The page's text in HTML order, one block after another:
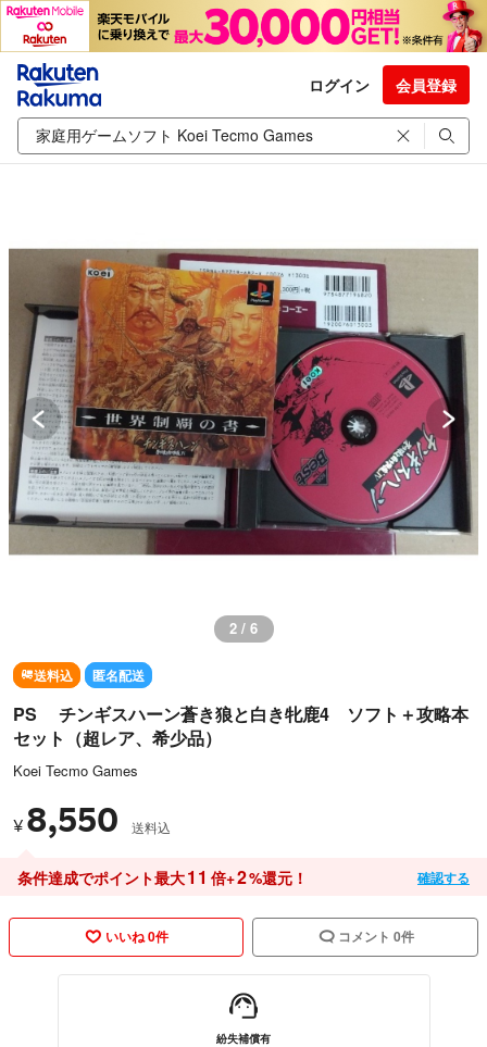
ログイン 会員登録
2 / 6
送料込 匿名配送
PS チンギスハーン蒼き狼と白き牝鹿4 ソフト＋攻略本
セット（超レア、希少品）
Koei Tecmo Games
¥ 8,550 送料込
条件達成でポイント最大11 倍+2%還元！ 確認する
いいね 0件 コメント 0件
紛失補償有